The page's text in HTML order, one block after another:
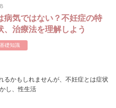
病気ではない？不妊症の特
、治療法を理解しよう
礎知識
るかもしれませんが、不妊症とは症状
し、性生活